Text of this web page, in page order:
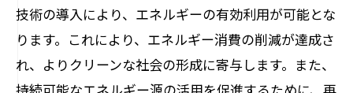
技術の導入により、エネルギーの有効利用が可能とな
ります。これにより、エネルギー消費の削減が達成さ
れ、よりクリーンな社会の形成に寄与します。また、